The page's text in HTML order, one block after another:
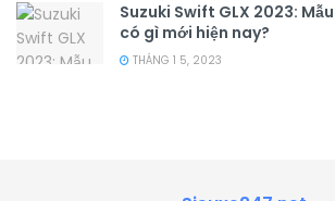
Suzuki Swift GLX 2023:
có gì mới hiện nay?
THÁNG 1 5, 2023